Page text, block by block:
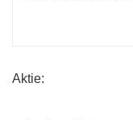
Aktie: